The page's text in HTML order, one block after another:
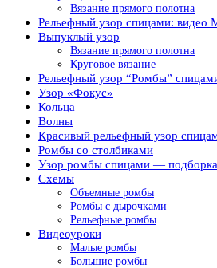
Вязание прямого полотна
Рельефный узор спицами: видео
Выпуклый узор
Вязание прямого полотна
Круговое вязание
Рельефный узор “Ромбы”
Узор «Фокус»
Кольца
Волны
Красивый рельефный узор
Ромбы со столбиками
Узор ромбы спицами — подборка
Схемы
Объемные ромбы
Ромбы с дырочками
Рельефные ромбы
Видеоуроки
Малые ромбы
Большие ромбы